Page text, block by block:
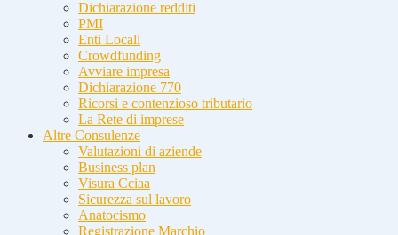
Dichiarazione redditi
PMI
Enti Locali
Crowdfunding
Avviare impresa
Dichiarazione 770
Ricorsi e contenzioso tributario
La Rete di imprese
Altre Consulenze
Valutazioni di aziende
Business plan
Visura Cciaa
Sicurezza sul lavoro
Anatocismo
Registrazione Marchio